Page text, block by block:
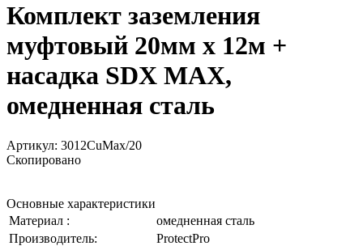
Комплект заземления
муфтовый 20мм х 12м +
насадка SDX MAX,
омедненная сталь
Артикул: 3012CuMax/20
Скопировано
Основные характеристики
Материал :
омедненная сталь
Производитель:
ProtectPro